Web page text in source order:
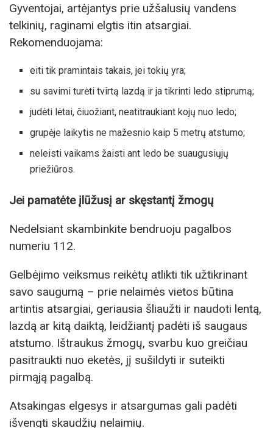
Gyventojai, artėjantys prie užšalusių vandens
telkinių, raginami elgtis itin atsargiai.
Rekomenduojama:
eiti tik pramintais takais, jei tokių yra;
su savimi turėti tvirtą lazdą ir ja tikrinti ledo stiprumą;
judėti lėtai, čiuožiant, neatitraukiant kojų nuo ledo;
grupėje laikytis ne mažesnio kaip 5 metrų atstumo;
neleisti vaikams žaisti ant ledo be suaugusiųjų
priežiūros.
Jei pamatėte įlūžusį ar skęstantį žmogų
Nedelsiant skambinkite bendruoju pagalbos
numeriu 112.
Gelbėjimo veiksmus reikėtų atlikti tik užtikrinant
savo saugumą – prie nelaimės vietos būtina
artintis atsargiai, geriausia šliaužti ir naudoti lentą,
lazdą ar kitą daiktą, leidžiantį padėti iš saugaus
atstumo. Ištraukus žmogų, svarbu kuo greičiau
pasitraukti nuo eketės, jį sušildyti ir suteikti
pirmąją pagalbą.
Atsakingas elgesys ir atsargumas gali padėti
išvengti skaudžių nelaimių.